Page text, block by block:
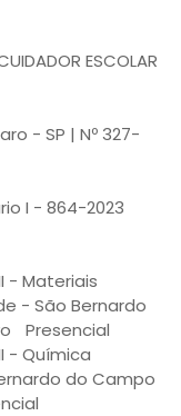
ESCOLAR
- SP | Nº 327-
I - 864-2023
- Materiais
- São Bernardo
Presencial
- Química
do Campo